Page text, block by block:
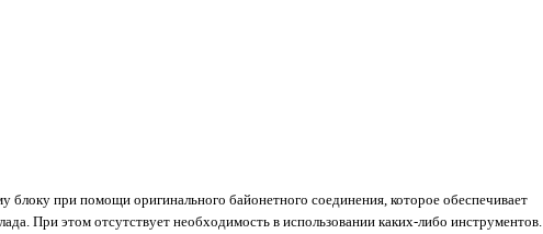
блоку при помощи оригинального байонетного соединения, которое обеспечивает
При этом отсутствует необходимость в использовании каких-либо инструментов.